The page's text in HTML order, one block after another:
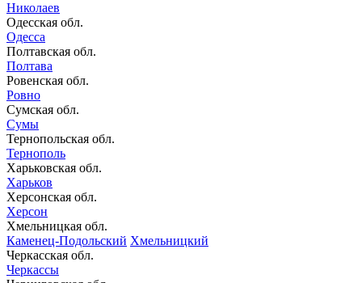
Николаев
Одесская обл.
Одесса
Полтавская обл.
Полтава
Ровенская обл.
Ровно
Сумская обл.
Сумы
Тернопольская обл.
Тернополь
Харьковская обл.
Харьков
Херсонская обл.
Херсон
Хмельницкая обл.
Каменец-Подольский Хмельницкий
Черкасская обл.
Черкассы